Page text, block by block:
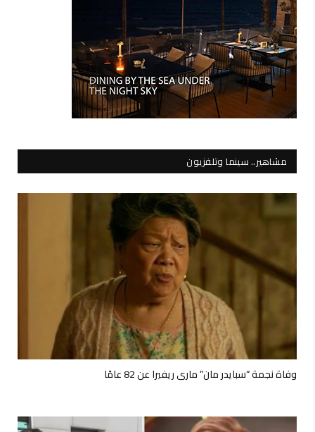
مشاهير.. سينما وتلفزيون
وفاة نجمة “سبايدر مان” ماري ريفيرا عن 82 عامًا